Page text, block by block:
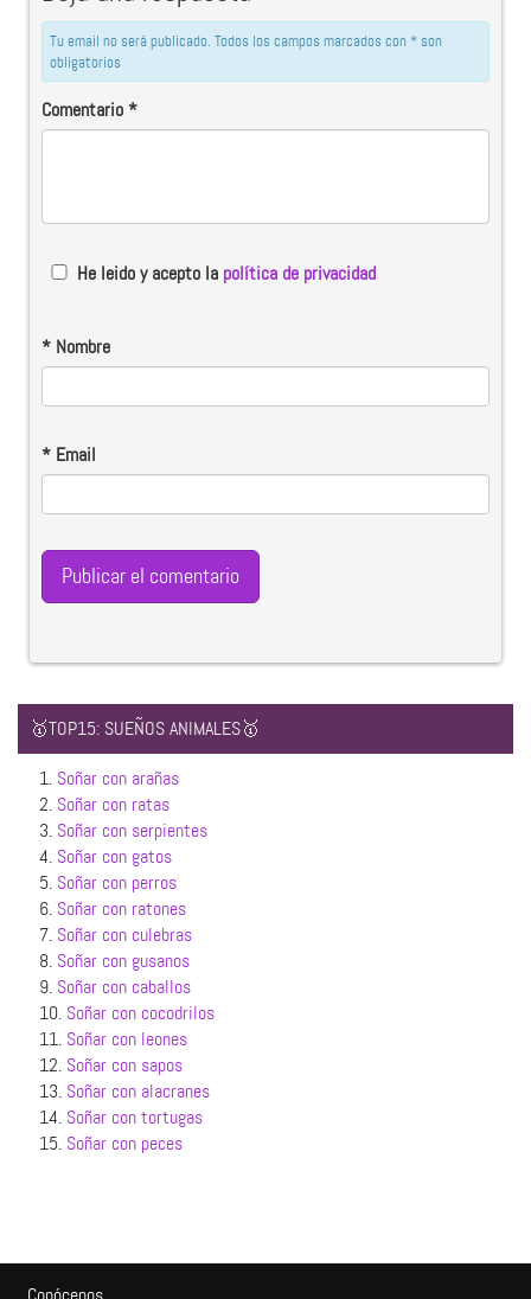
Tu email no será publicado. Todos los campos marcados con * son
obligatorios
Comentario*
He leido y acepto la política de privacidad
* Nombre
* Email
🥇TOP15: SUEÑOS ANIMALES🥇
1. Soñar con arañas
2. Soñar con ratas
3. Soñar con serpientes
4. Soñar con gatos
5. Soñar con perros
6. Soñar con ratones
7. Soñar con culebras
8. Soñar con gusanos
9. Soñar con caballos
10. Soñar con cocodrilos
11. Soñar con leones
12. Soñar con sapos
13. Soñar con alacranes
14. Soñar con tortugas
15. Soñar con peces